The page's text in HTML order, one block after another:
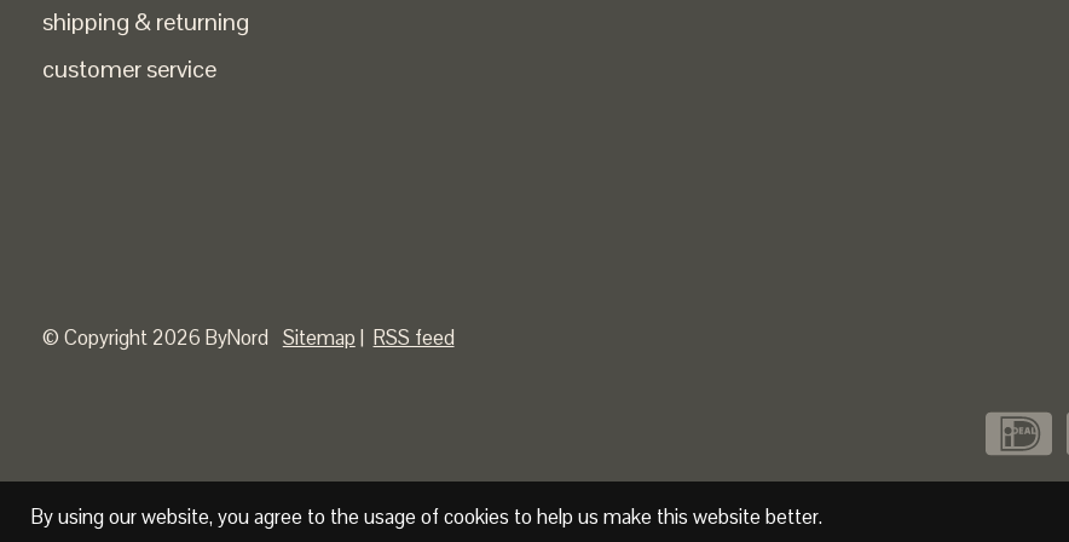
shipping & returning
customer service
© Copyright 2026 ByNord Sitemap | RSS feed
By using our website, you agree to the usage of cookies to help us make this website better.